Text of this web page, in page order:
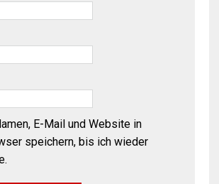
E-Mail und Website in
speichern, bis ich wieder